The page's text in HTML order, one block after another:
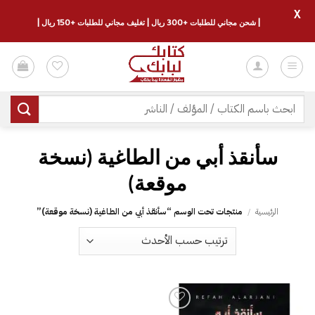
للمحتوى
البحث
عن:
‎سأنقذ أبي من الطاغية‎ (نسخة
موقعة)
الرئيسية / منتجات تحت الوسم “‎سأنقذ أبي من الطاغية‎ (نسخة موقعة)”
| شحن مجاني للطلبات +300 ريال | تغليف مجاني للطلبات +150 ريال |
X